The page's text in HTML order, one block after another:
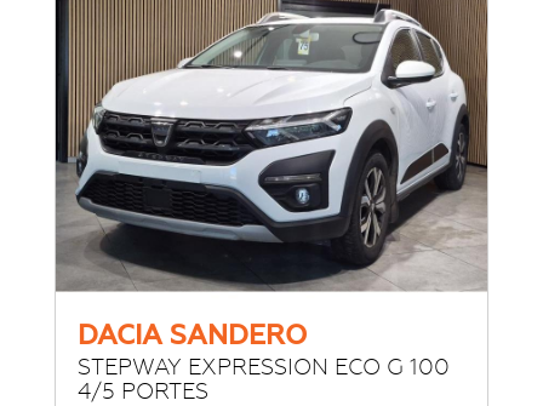
DACIA SANDERO
STEPWAY EXPRESSION ECO G 100
4/5 PORTES